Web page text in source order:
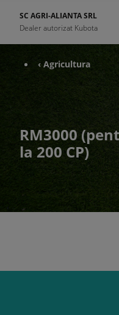
SC AGRI-ALIANTA SRL
Dealer autorizat Kubota
‹ Agricultura
RM3000
la 200 CP)